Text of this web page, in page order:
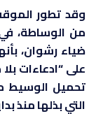
وقد تطور
من الوساطة،
ضياء رشوان،
على “ادعاءات
تحميل الوسيط
التي بذلها منذ